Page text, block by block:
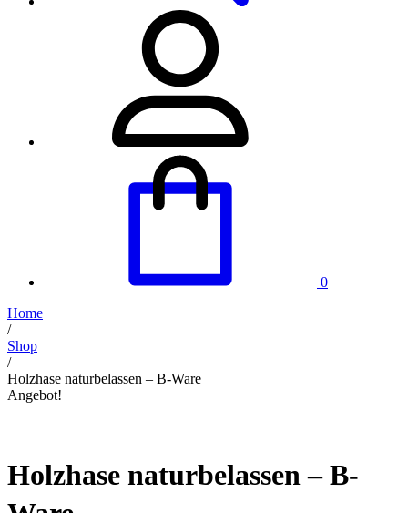
0
Home
/
Shop
/
Holzhase naturbelassen – B-Ware
Angebot!
Holzhase naturbelassen – B-